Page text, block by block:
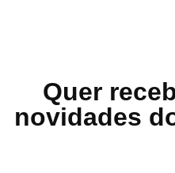
Quer
novidades